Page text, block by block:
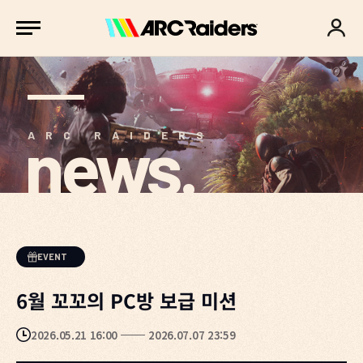
ARC RAIDERS
news.
EVENT
6월 꼬꼬의 PC방 보급 미션
2026.05.21 16:00 2026.07.07 23:59